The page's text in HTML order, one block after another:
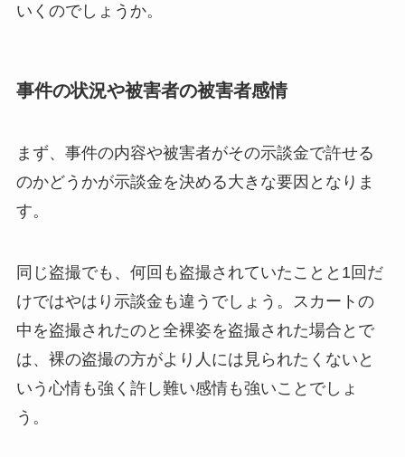
いくのでしょうか。
事件の状況や被害者の被害者感情
まず、事件の内容や被害者がその示談金で許せる
のかどうかが示談金を決める大きな要因となりま
す。
同じ盗撮でも、何回も盗撮されていたことと1回だ
けではやはり示談金も違うでしょう。スカートの
中を盗撮されたのと全裸姿を盗撮された場合とで
は、裸の盗撮の方がより人には見られたくないと
いう心情も強く許し難い感情も強いことでしょ
う。